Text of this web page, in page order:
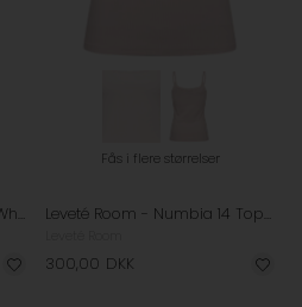
Leveté Room - Any 11 Top - White
Fås i flere størrelser
Leveté Room - Numbia 14 Top - Veiled Pink
300,00 DKK